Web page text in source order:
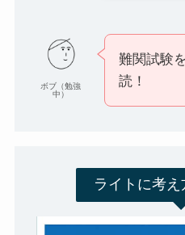
ボブ（勉強
中）
難関試験
読！
ライトに考